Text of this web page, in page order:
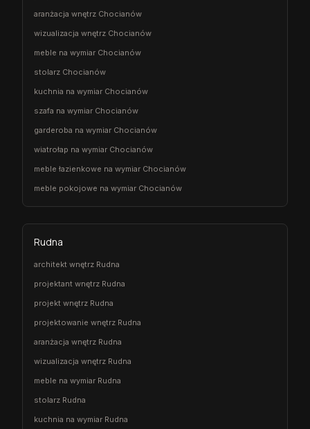
aranżacja wnętrz Chocianów
wizualizacja wnętrz Chocianów
meble na wymiar Chocianów
stolarz Chocianów
kuchnia na wymiar Chocianów
szafa na wymiar Chocianów
garderoba na wymiar Chocianów
wiatrołap na wymiar Chocianów
meble łazienkowe na wymiar Chocianów
meble pokojowe na wymiar Chocianów
Rudna
architekt wnętrz Rudna
projektant wnętrz Rudna
projekt wnętrz Rudna
projektowanie wnętrz Rudna
aranżacja wnętrz Rudna
wizualizacja wnętrz Rudna
meble na wymiar Rudna
stolarz Rudna
kuchnia na wymiar Rudna